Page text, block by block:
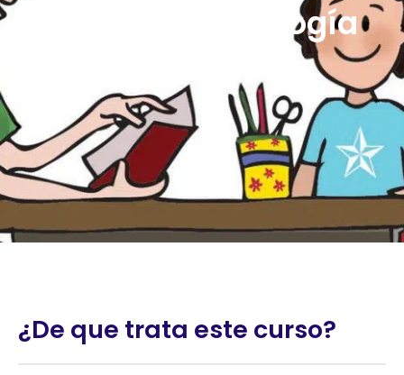
Tutoría y Psicología
¿De que trata este curso?